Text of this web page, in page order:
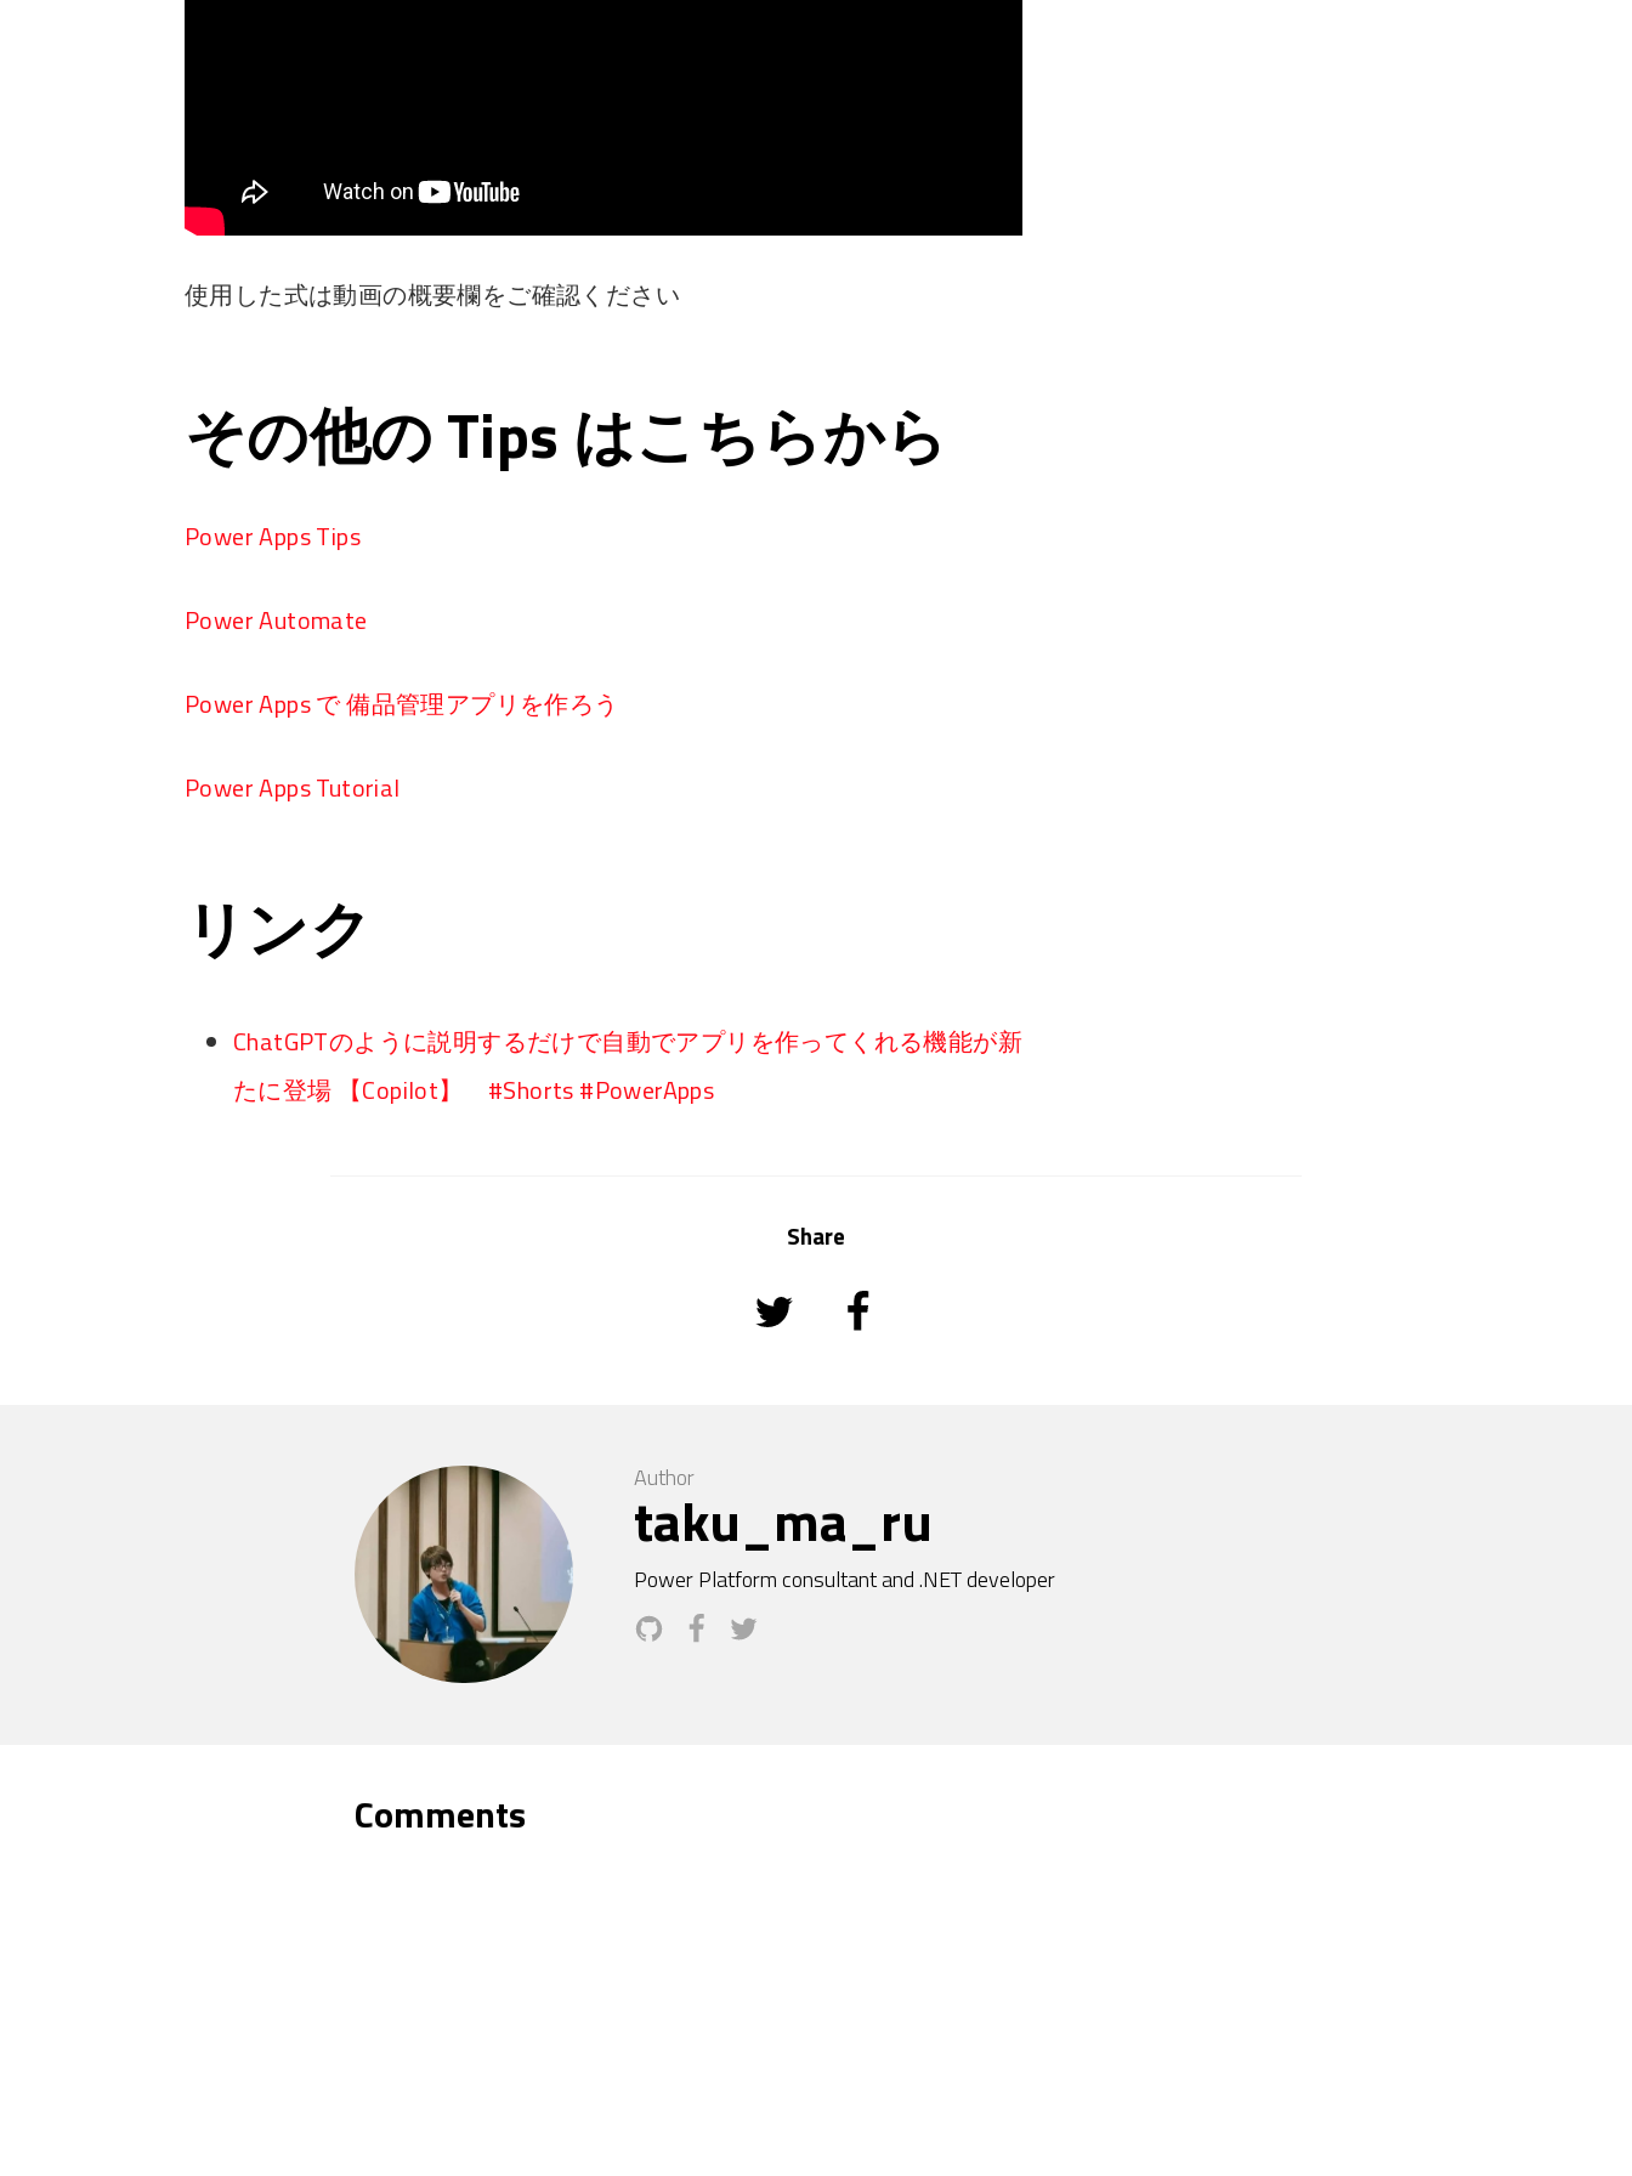
使用した式は動画の概要欄をご確認ください
その他の Tips はこちらから
Power Apps Tips
Power Automate
Power Apps で 備品管理アプリを作ろう
Power Apps Tutorial
リンク
ChatGPTのように説明するだけで自動でアプリを作ってくれる機能が新
たに登場 【Copilot】 #Shorts #PowerApps
Share
Author
taku_ma_ru
Power Platform consultant and .NET developer
Comments